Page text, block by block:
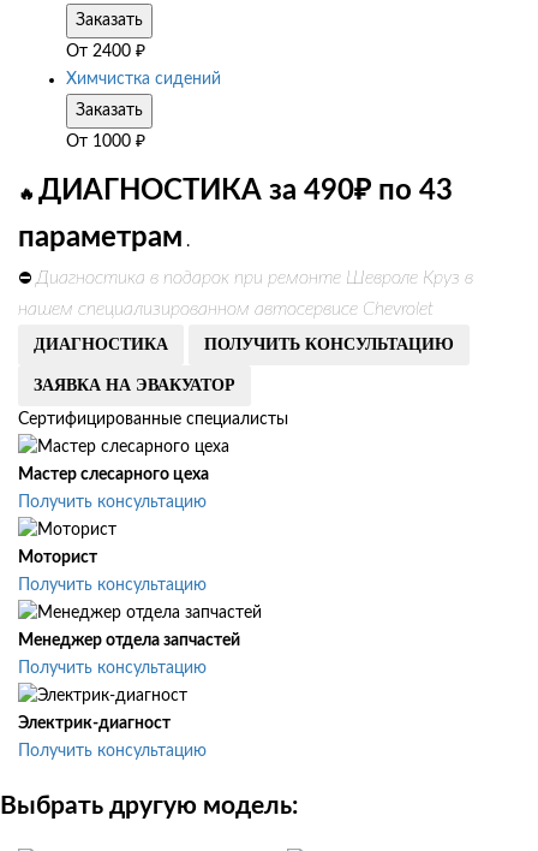
Заказать
От 2400 ₽
Химчистка сидений
Заказать
От 1000 ₽
🔥 ДИАГНОСТИКА за 490₽ по 43
параметрам .
⛔ Диагностика в подарок при ремонте Шевроле Круз в
нашем специализированном автосервисе Chevrolet
ДИАГНОСТИКА ПОЛУЧИТЬ КОНСУЛЬТАЦИЮ
ЗАЯВКА НА ЭВАКУАТОР
Сертифицированные специалисты
Мастер слесарного цеха
Получить консультацию
Моторист
Получить консультацию
Менеджер отдела запчастей
Получить консультацию
Электрик-диагност
Получить консультацию
Выбрать другую модель: